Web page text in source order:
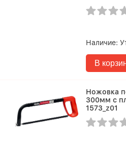
Наличие:
В
Ножовка
300мм с
1573_z01